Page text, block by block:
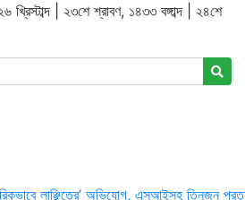
| ২৩শে শ্রাবণ, ১৪৩৩ বঙ্গাব্দ | ২৪শে
লাঞ্ছিতের’ অভিযোগ, এসআইসহ তিনজন